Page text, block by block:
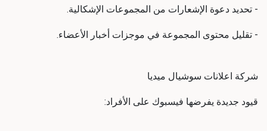
- تحديد دعوة الإشعارات من المجموعات الإشكالية.
- تقليل محتوى المجموعة في موجزات أخبار الأعضاء.
شركة اعلانات سوشيال ميديا
قيود جديدة يفرضها فيسبوك على الأفراد: